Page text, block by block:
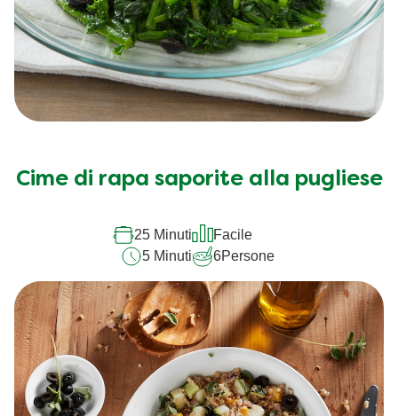
Cime di rapa saporite alla pugliese
25 Minuti
Facile
5 Minuti
6Persone